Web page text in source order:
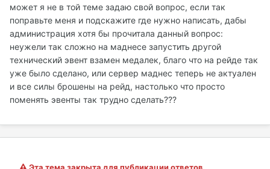
может я не в той теме задаю свой вопрос, если так
поправьте меня и подскажите где нужно написать, дабы
администрация хотя бы прочитала данный вопрос:
неужели так сложно на маднесе запустить другой
технический эвент взамен медалек, благо что на рейде так
уже было сделано, или сервер маднес теперь не актуален
и все силы брошены на рейд, настолько что просто
поменять эвенты так трудно сделать???